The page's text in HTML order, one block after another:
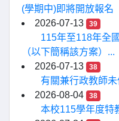
(學期中)即將開放報名
2026-07-13
39
115年至118年全
（以下簡稱該方案）...
2026-07-13
38
有關兼行政教師
2026-08-04
38
本校115學年度特